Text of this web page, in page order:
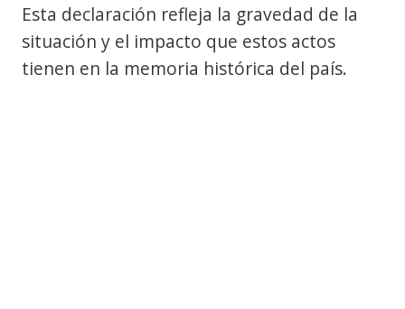
Esta declaración refleja la gravedad de la
situación y el impacto que estos actos
tienen en la memoria histórica del país.